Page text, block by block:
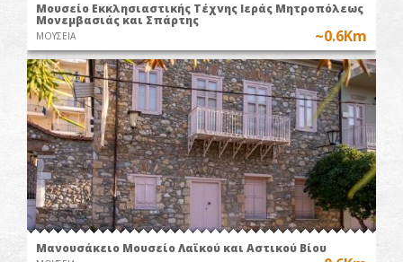
Μουσείο Εκκλησιαστικής Τέχνης Ιεράς Μητροπόλεως
Μονεμβασιάς και Σπάρτης
ΜΟΥΣΕΙΑ ~0.6Km
Μανουσάκειο Μουσείο Λαϊκού και Αστικού Βίου